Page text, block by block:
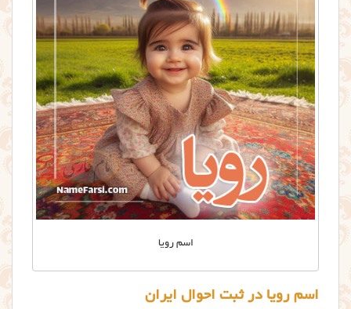
اسم رويا
اسم رویا در ثبت احوال ایران